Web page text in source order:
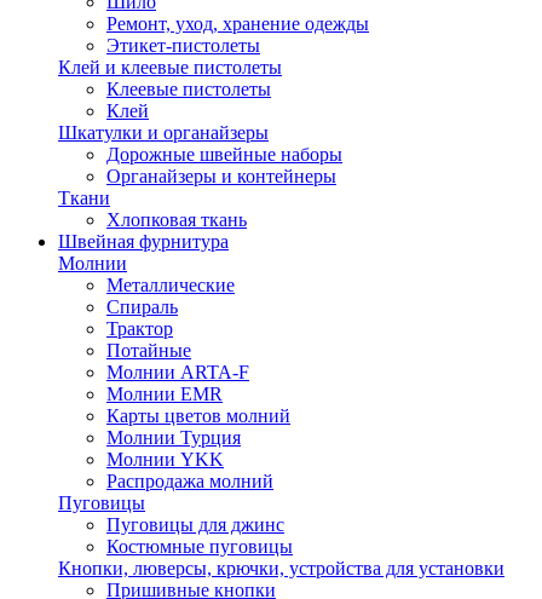
Ремонт, уход, хранение одежды
Этикет-пистолеты
Клей и клеевые пистолеты
Клеевые пистолеты
Клей
Шкатулки и органайзеры
Дорожные швейные наборы
Органайзеры и контейнеры
Ткани
Хлопковая ткань
Швейная фурнитура
Молнии
Металлические
Спираль
Трактор
Потайные
Молнии ARTA-F
Молнии EMR
Карты цветов молний
Молнии Турция
Молнии YKK
Распродажа молний
Пуговицы
Пуговицы для джинс
Костюмные пуговицы
Кнопки, люверсы, крючки, устройства для установки
Пришивные кнопки